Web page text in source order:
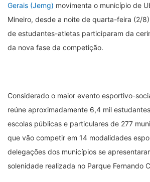
Gerais (Jemg) movimenta o município de
Mineiro, desde a noite de quarta-feira (2/
de estudantes-atletas participaram da
da nova fase da competição.
Considerado o maior evento esportivo-
reúne aproximadamente 6,4 mil
escolas públicas e particulares de 277
que vão competir em 14 modalidades
delegações dos municípios se
solenidade realizada no Parque Fernando